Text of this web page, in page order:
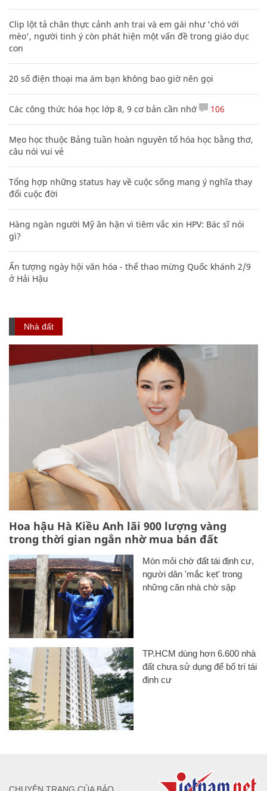
Clip lột tả chân thực cảnh anh trai và em gái như 'chó với
mèo', người tinh ý còn phát hiện một vấn đề trong giáo dục
con
20 số điện thoại ma ám bạn không bao giờ nên gọi
Các công thức hóa học lớp 8, 9 cơ bản cần nhớ 106
Mẹo học thuộc Bảng tuần hoàn nguyên tố hóa học bằng thơ,
câu nói vui vẻ
Tổng hợp những status hay về cuộc sống mang ý nghĩa thay
đổi cuộc đời
Hàng ngàn người Mỹ ân hận vì tiêm vắc xin HPV: Bác sĩ nói
gì?
Ấn tượng ngày hội văn hóa - thể thao mừng Quốc khánh 2/9
ở Hải Hậu
Nhà đất
Hoa hậu Hà Kiều Anh lãi 900 lượng vàng
trong thời gian ngắn nhờ mua bán đất
Mòn mỏi chờ đất tái định cư,
người dân 'mắc kẹt' trong
những căn nhà chờ sập
TP.HCM dùng hơn 6.600 nhà
đất chưa sử dụng để bố trí tái
định cư